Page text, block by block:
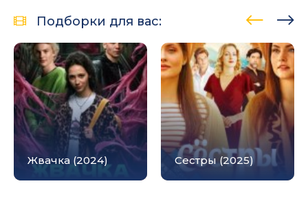
Подборки для вас:
Жвачка (2024) Сестры (2025)